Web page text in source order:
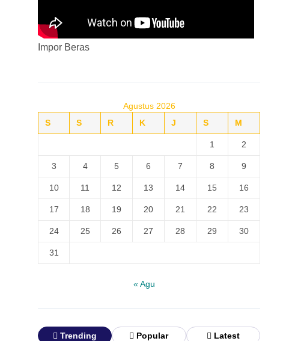
Impor Beras
Agustus 2026
S
S R K J S M
1 2
3 4 5 6 7 8 9
10 11 12 13 14 15 16
17 18 19 20 21 22 23
24 25 26 27 28 29 30
31
« Agu
Trending Popular Latest